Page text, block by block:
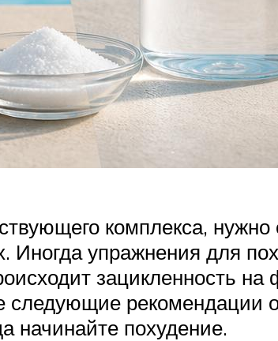
комплекса,
упражнения для
зацикленность на
рекомендации
начинайте похудение.